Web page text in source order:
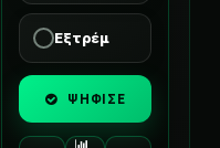
Εξτρέμ
ΨΗΦΙΣΕ